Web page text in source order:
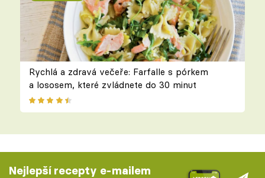
Rychlá a zdravá večeře: Farfalle s pórkem
a lososem, které zvládnete do 30 minut
Nejlepší recepty e-mailem